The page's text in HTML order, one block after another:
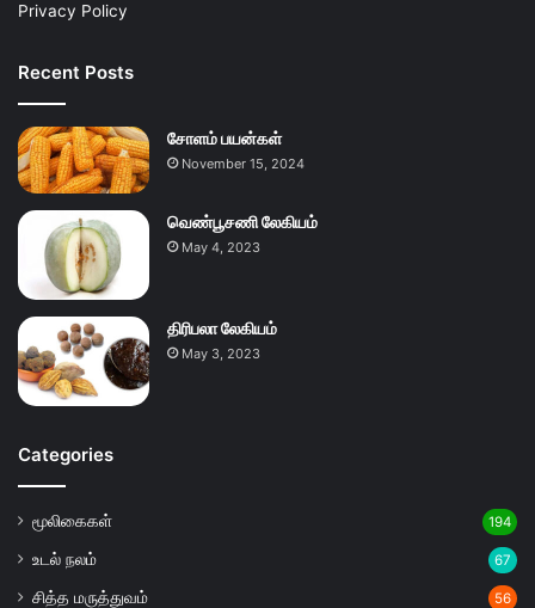
Privacy Policy
Recent Posts
சோளம் பயன்கள்
November 15, 2024
வெண்பூசணி லேகியம்
May 4, 2023
திரிபலா லேகியம்
May 3, 2023
Categories
மூலிகைகள் 194
உடல் நலம் 67
சித்த மருத்துவம் 56